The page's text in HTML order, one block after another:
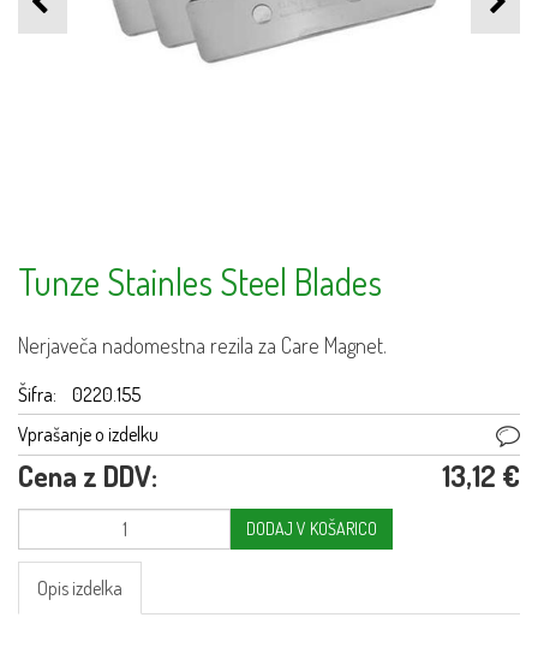
Tunze Stainles Steel Blades
Nerjaveča nadomestna rezila za Care Magnet.
Šifra:
0220.155
Vprašanje o izdelku
Cena z DDV: 13,12 €
DODAJ V KOŠARICO
Opis izdelka